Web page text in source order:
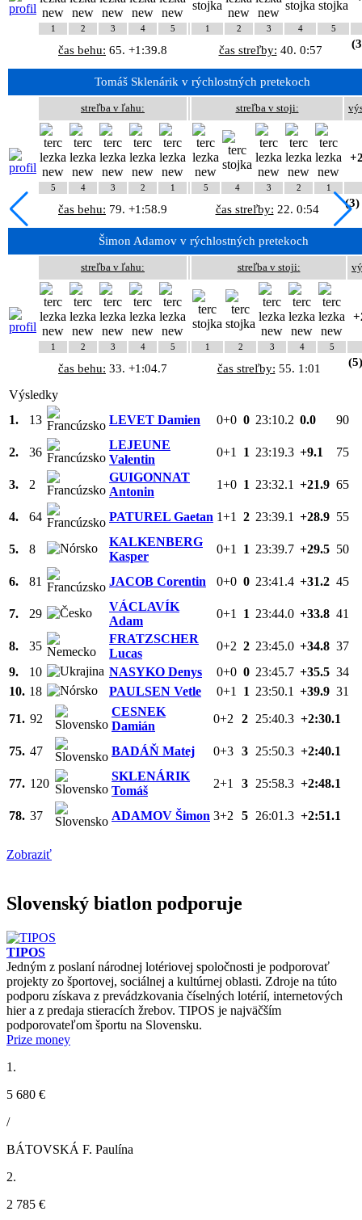
1 2 3 4 5 1 2 3 4 5
čas behu: 65. +1:39.8 čas streľby: 40. 0:57
Tomáš Sklenárik v rýchlostných pretekoch
streľba v ľahu: streľba v stoji:
5 4 3 2 1 5 4 3 2 1
čas behu: 79. +1:58.9 čas streľby: 22. 0:54 (3)
Šimon Adamov v rýchlostných pretekoch
streľba v ľahu: streľba v stoji:
1 2 3 4 5 1 2 3 4 5
čas behu: 33. +1:04.7 čas streľby: 55. 1:01 (5)
Výsledky
1.
13 LEVET Damien 0+0 0 23:10.2 0.0 90
2. 36
LEJEUNE
Valentin
0+1 1 23:19.3 +9.1 75
3. 2
GUIGONNAT
Antonin
1+0 1 23:32.1 +21.9 65
4. 64 PATUREL Gaetan 1+1 2 23:39.1 +28.9 55
5. 8
KALKENBERG
Kasper
0+1 1 23:39.7 +29.5 50
6. 81 JACOB Corentin 0+0 0 23:41.4 +31.2 45
7. 29
VÁCLAVÍK
Adam
0+1 1 23:44.0 +33.8 41
8. 35
FRATZSCHER
Lucas
0+2 2 23:45.0 +34.8 37
9.
10 NASYKO Denys 0+0 0 23:45.7 +35.5 34
10. 18 PAULSEN Vetle 0+1 1 23:50.1 +39.9 31
71. 92
CESNEK
Damián
0+2 2 25:40.3 +2:30.1
75. 47 BADÁŇ Matej 0+3 3 25:50.3 +2:40.1
77. 120
SKLENÁRIK
Tomáš
2+1 3 25:58.3 +2:48.1
78. 37 ADAMOV Šimon 3+2 5 26:01.3 +2:51.1
Zobraziť
Slovenský biatlon podporuje
TIPOS
Jedným z poslaní národnej lotériovej spoločnosti je podporovať
projekty zo športovej, sociálnej a kultúrnej oblasti. Zdroje na túto
podporu získava z prevádzkovania číselných lotérií, internetových
hier a z predaja stieracích žrebov. TIPOS je najväčším
podporovateľom športu na Slovensku.
Prize money
1.
5 680 €
/
BÁTOVSKÁ F. Paulína
2.
2 785 €